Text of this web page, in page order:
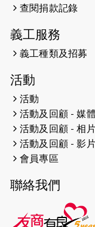
2026-04-24
2026-04-23
2026-04-19
2026-04-16
2026-04-12
2026-04-11
2026-04-10
查閱捐款記錄
義工服務
義工種類及招募
活動
活動
活動及回顧 - 媒
活動及回顧 - 相
活動及回顧 - 影
會員專區
聯絡我們